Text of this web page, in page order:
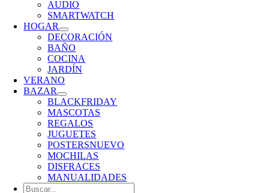
AUDIO
SMARTWATCH
HOGAR
DECORACIÓN
BAÑO
COCINA
JARDÍN
VERANO
BAZAR
BLACKFRIDAY
MASCOTAS
REGALOS
JUGUETES
POSTERSNUEVO
MOCHILAS
DISFRACES
MANUALIDADES
Buscar: